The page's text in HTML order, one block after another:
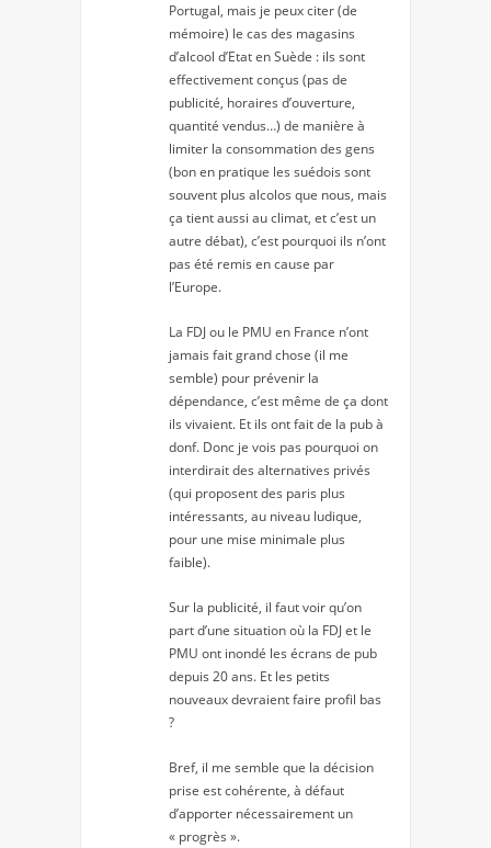
Portugal, mais je peux citer (de
mémoire) le cas des magasins
d’alcool d’Etat en Suède : ils sont
effectivement conçus (pas de
publicité, horaires d’ouverture,
quantité vendus…) de manière à
limiter la consommation des gens
(bon en pratique les suédois sont
souvent plus alcolos que nous, mais
ça tient aussi au climat, et c’est un
autre débat), c’est pourquoi ils n’ont
pas été remis en cause par
l’Europe.
La FDJ ou le PMU en France n’ont
jamais fait grand chose (il me
semble) pour prévenir la
dépendance, c’est même de ça dont
ils vivaient. Et ils ont fait de la pub à
donf. Donc je vois pas pourquoi on
interdirait des alternatives privés
(qui proposent des paris plus
intéressants, au niveau ludique,
pour une mise minimale plus
faible).
Sur la publicité, il faut voir qu’on
part d’une situation où la FDJ et le
PMU ont inondé les écrans de pub
depuis 20 ans. Et les petits
nouveaux devraient faire profil bas
?
Bref, il me semble que la décision
prise est cohérente, à défaut
d’apporter nécessairement un
« progrès ».